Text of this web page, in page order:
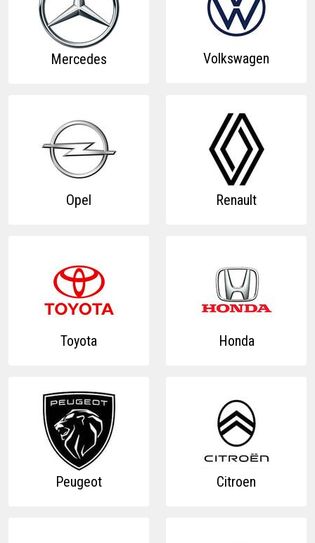
Mercedes Volkswagen
Opel Renault
Toyota Honda
Peugeot Citroen